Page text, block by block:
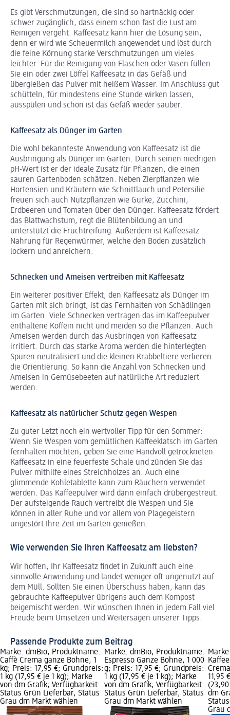
Es gibt Verschmutzungen, die sind so hartnäckig oder
schwer zugänglich, dass einem schon fast die Lust am
Reinigen vergeht. Kaffeesatz kann hier die Lösung sein,
denn er wird wie Scheuermilch angewendet und löst durch
die feine Körnung starke Verschmutzungen um vieles
leichter. Für die Reinigung von Flaschen oder Vasen füllen
Sie ein oder zwei Löffel Kaffeesatz in das Gefäß und
übergießen das Pulver mit heißem Wasser. Im Anschluss gut
schütteln, für mindestens eine Stunde wirken lassen,
ausspülen und schon ist das Gefäß wieder sauber.
Kaffeesatz als Dünger im Garten
Die wohl bekannteste Anwendung von Kaffeesatz ist die
Ausbringung als Dünger im Garten. Durch seinen niedrigen
pH-Wert ist er der ideale Zusatz für Pflanzen, die einen
sauren Gartenboden schätzen. Neben Zierpflanzen wie
Hortensien und Kräutern wie Schnittlauch und Petersilie
freuen sich auch Nutzpflanzen wie Gurke, Zucchini,
Erdbeeren und Tomaten über den Dünger. Kaffeesatz fördert
das Blattwachstum, regt die Blütenbildung an und
unterstützt die Fruchtreifung. Außerdem ist Kaffeesatz
Nahrung für Regenwürmer, welche den Boden zusätzlich
lockern und anreichern.
Schnecken und Ameisen vertreiben mit Kaffeesatz
Ein weiterer positiver Effekt, den Kaffeesatz als Dünger im
Garten mit sich bringt, ist das Fernhalten von Schädlingen
im Garten. Viele Schnecken vertragen das im Kaffeepulver
enthaltene Koffein nicht und meiden so die Pflanzen. Auch
Ameisen werden durch das Ausbringen von Kaffeesatz
irritiert. Durch das starke Aroma werden die hinterlegten
Spuren neutralisiert und die kleinen Krabbeltiere verlieren
die Orientierung. So kann die Anzahl von Schnecken und
Ameisen in Gemüsebeeten auf natürliche Art reduziert
werden.
Kaffeesatz als natürlicher Schutz gegen Wespen
Zu guter Letzt noch ein wertvoller Tipp für den Sommer:
Wenn Sie Wespen vom gemütlichen Kaffeeklatsch im Garten
fernhalten möchten, geben Sie eine Handvoll getrockneten
Kaffeesatz in eine feuerfeste Schale und zünden Sie das
Pulver mithilfe eines Streichholzes an. Auch eine
glimmende Kohletablette kann zum Räuchern verwendet
werden. Das Kaffeepulver wird dann einfach drübergestreut.
Der aufsteigende Rauch vertreibt die Wespen und Sie
können in aller Ruhe und vor allem von Plagegeistern
ungestört Ihre Zeit im Garten genießen.
Wie verwenden Sie Ihren Kaffeesatz am liebsten?
Wir hoffen, Ihr Kaffeesatz findet in Zukunft auch eine
sinnvolle Anwendung und landet weniger oft ungenutzt auf
dem Müll. Sollten Sie einen Überschuss haben, kann das
gebrauchte Kaffeepulver übrigens auch dem Kompost
beigemischt werden. Wir wünschen Ihnen in jedem Fall viel
Freude beim Umsetzen und Weitersagen unserer Tipps.
Passende Produkte zum Beitrag
Marke: dmBio; Produktname:
Caffè Crema ganze Bohne, 1
kg; Preis: 17,95 €; Grundpreis:
1 kg (17,95 € je 1 kg); Marke
von dm Grafik; Verfügbarkeit:
Status Grün Lieferbar, Status
Grau dm Markt wählen
Marke: dmBio; Produktname:
Espresso Ganze Bohne, 1 000
g; Preis: 17,95 €; Grundpreis:
1 kg (17,95 € je 1 kg); Marke
von dm Grafik; Verfügbarkeit:
Status Grün Lieferbar, Status
Grau dm Markt wählen
11,95
dm
Grau